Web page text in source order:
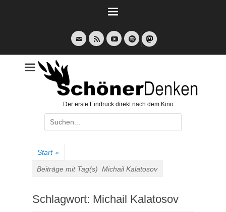
E-
Mail
Feed YouTubeSpotify
Der erste Eindruck direkt nach dem Kino
Suche
nach:
Start »
Beiträge mit Tag(s) Michail Kalatosov
Schlagwort: Michail Kalatosov